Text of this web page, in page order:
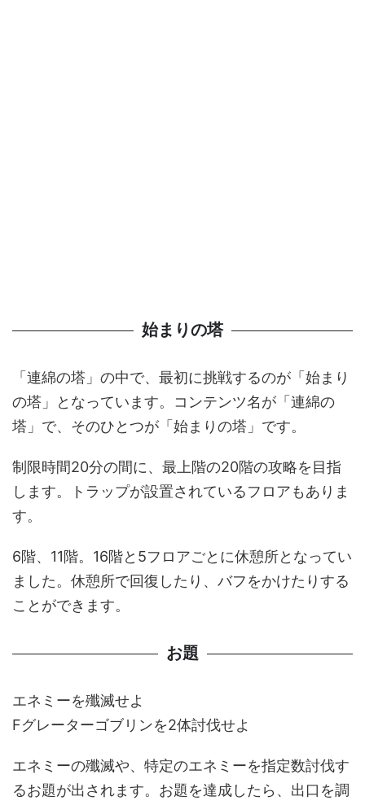
始まりの塔
「連綿の塔」の中で、最初に挑戦するのが「始まり
の塔」となっています。コンテンツ名が「連綿の
塔」で、そのひとつが「始まりの塔」です。
制限時間20分の間に、最上階の20階の攻略を目指
します。トラップが設置されているフロアもありま
す。
6階、11階。16階と5フロアごとに休憩所となってい
ました。休憩所で回復したり、バフをかけたりする
ことができます。
お題
エネミーを殲滅せよ
Fグレーターゴブリンを2体討伐せよ
エネミーの殲滅や、特定のエネミーを指定数討伐す
るお題が出されます。お題を達成したら、出口を調